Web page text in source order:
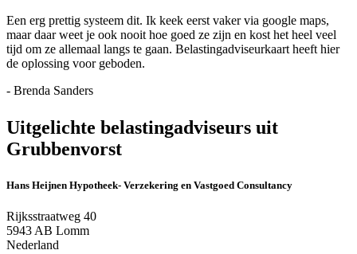
Een erg prettig systeem dit. Ik keek eerst vaker via google maps,
maar daar weet je ook nooit hoe goed ze zijn en kost het heel veel
tijd om ze allemaal langs te gaan. Belastingadviseurkaart heeft hier
de oplossing voor geboden.
- Brenda Sanders
Uitgelichte belastingadviseurs uit
Grubbenvorst
Hans Heijnen Hypotheek- Verzekering en Vastgoed Consultancy
Rijksstraatweg 40
5943 AB Lomm
Nederland